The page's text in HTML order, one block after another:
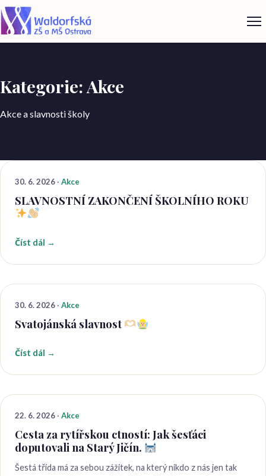
Kategorie: Akce
Akce a slavnosti školy
30. 6. 2026 · Akce
SLAVNOSTNÍ ZAKONČENÍ ŠKOLNÍHO ROKU
Číst dál →
30. 6. 2026 · Akce
Svatojánská slavnost
Číst dál →
22. 6. 2026 · Akce
Cesta za rytířskou ctností: Jak šesťáci
doputovali na Starý Jičín.
​Šestá třída má za sebou zážitek, na který nikdo z nás jen tak